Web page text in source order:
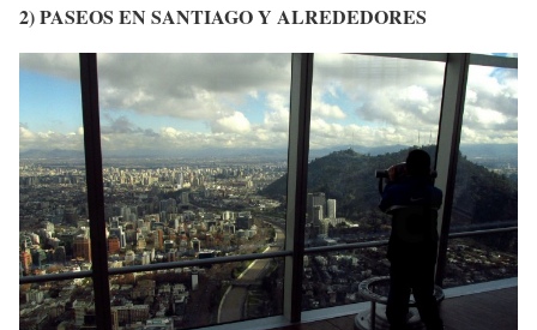
2) PASEOS EN SANTIAGO Y ALREDEDORES